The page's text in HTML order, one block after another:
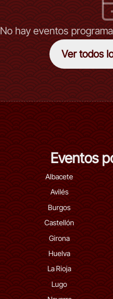
No hay eventos
Ver todos
Eventos
Albacete
Avilés
Burgos
Castellón
Girona
Huelva
La Rioja
Lugo